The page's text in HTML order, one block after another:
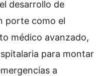
desarrollo de
porte como el
médico avanzado,
para montar
a